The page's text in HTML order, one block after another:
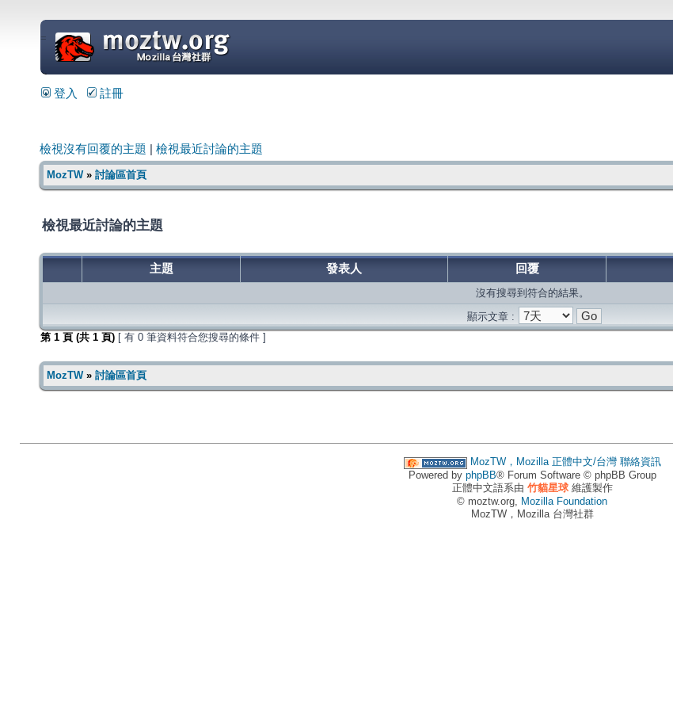
=
登入 註冊
檢視沒有回覆的主題 檢視最近討論的主題
MozTW» 討論區首頁
檢視最近討論的主題
主題 發表人 回覆
沒有搜尋到符合的結果。
顯示文章 :
第 1 頁 (共 1 頁) [ 有 0 筆資料符合您搜尋的條件 ]
MozTW» 討論區首頁
MozTW，Mozilla 正體中文/台灣 聯絡資訊
Powered by phpBB® Forum Software © phpBB Group
正體中文語系由 竹貓星球維護製作
© moztw.org, Mozilla Foundation
MozTW，Mozilla 台灣社群